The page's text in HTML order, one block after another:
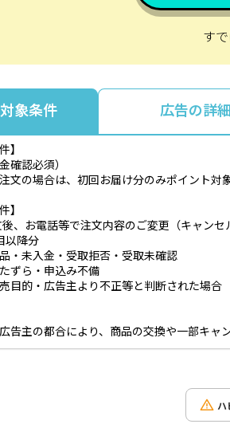
す
象条件 広告の詳細
】
確認必須）
文の場合は、初回お届け分のみポイント対
】
後、お電話等で注文内容のご変更（キャン
以降分
・未入金・受取拒否・受取未確認
ずら・申込み不備
目的・広告主より不正等と判断された場合
告主の都合により、商品の交換や一部キ
ハ